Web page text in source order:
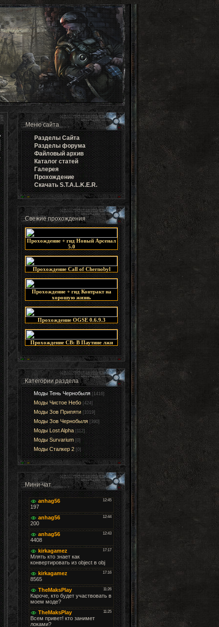
Меню сайта
Разделы Cайта
Разделы форума
Файловый архив
Каталог статей
Галерея
Прохождение
Скачать S.T.A.L.K.E.R.
Свежие прохождения
Прохождение + гид Новый Арсенал
5.0
Прохождение Call of Chernobyl
Прохождение + гид Контракт на
хорошую жизнь
Прохождение OGSE 0.6.9.3
Прохождение СВ: В Паутине лжи
Категории раздела
Моды Тень Чернобыля [1416]
Моды Чистое Небо [424]
Моды Зов Припяти [1019]
Моды Зов Чернобыля [390]
Моды Lost Alpha [112]
Моды Survarium [0]
Моды Cталкер 2 [0]
Мини-чат